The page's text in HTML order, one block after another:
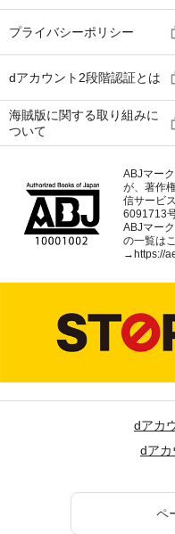
プライバシーポリシー
dアカウント2段階認証とは
海賊版に関する取り組みに
ついて
ABJマー
が、著作
信サービ
6091713
ABJマー
の一覧は
→https://
dアカ
dアカ
ペ